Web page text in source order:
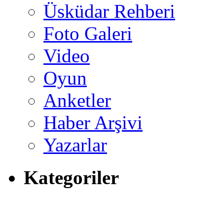
Üsküdar Rehberi
Foto Galeri
Video
Oyun
Anketler
Haber Arşivi
Yazarlar
Kategoriler